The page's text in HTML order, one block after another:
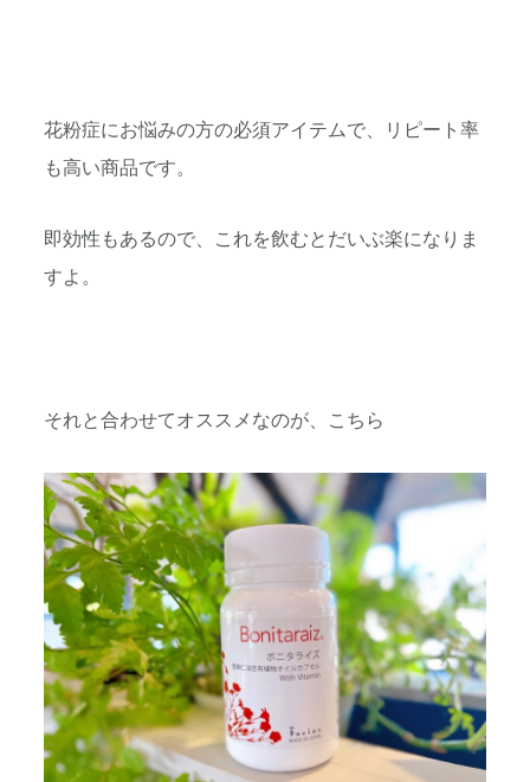
花粉症にお悩みの方の必須アイテムで、リピート率
も高い商品です。
即効性もあるので、これを飲むとだいぶ楽になりま
すよ。
それと合わせてオススメなのが、こちら